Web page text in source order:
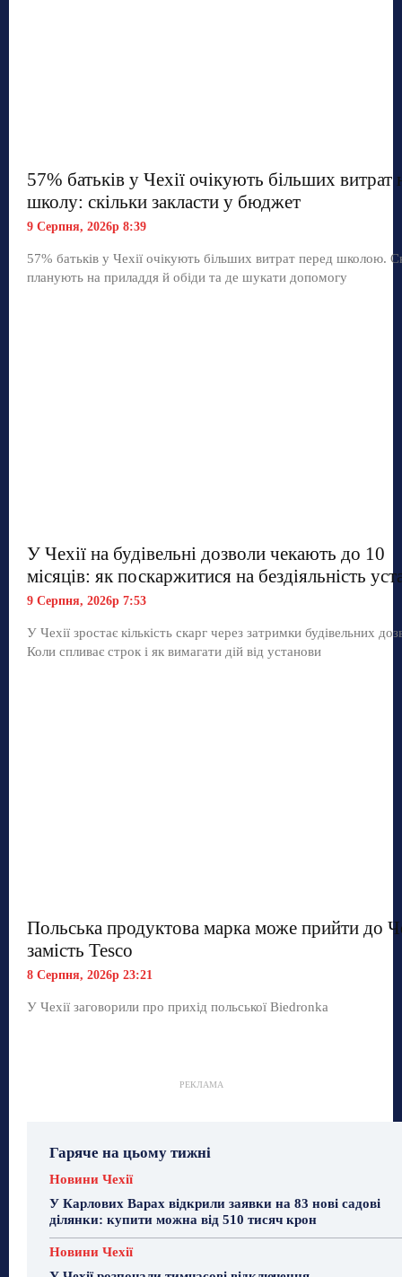
57% батьків у Чехії очікують більших витрат
школу: скільки закласти у бюджет
9 Серпня, 2026р 8:39
57% батьків у Чехії очікують більших витрат перед школою.
планують на приладдя й обіди та де шукати допомогу
У Чехії на будівельні дозволи чекають до 10
місяців: як поскаржитися на бездіяльність
9 Серпня, 2026р 7:53
У Чехії зростає кількість скарг через затримки будівельних
Коли спливає строк і як вимагати дій від установи
Польська продуктова марка може прийти до
замість Tesco
8 Серпня, 2026р 23:21
У Чехії заговорили про прихід польської Biedronka
РЕКЛАМА
Гаряче на цьому тижні
Новини Чехії
У Карлових Варах відкрили заявки на 83 нові садові
ділянки: купити можна від 510 тисяч крон
Новини Чехії